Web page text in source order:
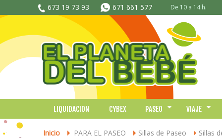
673 19 73 93 671 661 577 De 10 a 14 h.
LIQUIDACION CYBEX PASEO VIAJE
Inicio > PARA EL PASEO > Sillas de Paseo > Sillas